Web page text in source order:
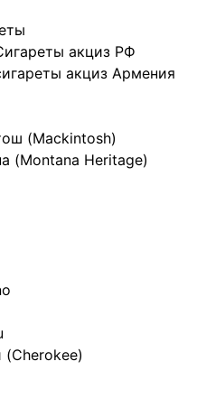
акциз РФ
акциз Армения
(Mackintosh)
(Montana Heritage)